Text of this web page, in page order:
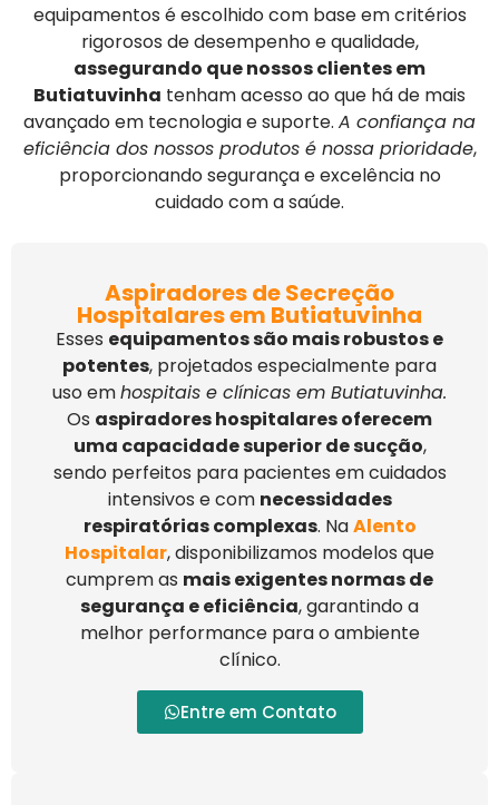
equipamentos é escolhido com base em critérios
rigorosos de desempenho e qualidade,
assegurando que nossos clientes em
Butiatuvinha tenham acesso ao que há de mais
avançado em tecnologia e suporte. A confiança na
eficiência dos nossos produtos é nossa prioridade,
proporcionando segurança e excelência no
cuidado com a saúde.
Aspiradores de Secreção
Hospitalares em Butiatuvinha
Esses equipamentos são mais robustos e
potentes, projetados especialmente para
uso emhospitais e clínicas em Butiatuvinha.
Os aspiradores hospitalares oferecem
uma capacidade superior de sucção,
sendo perfeitos para pacientes em cuidados
intensivos e com necessidades
respiratórias complexas. NaAlento
Hospitalar, disponibilizamos modelos que
cumprem as mais exigentes normas de
segurança e eficiência, garantindo a
melhor performance para o ambiente
clínico.
Entre em Contato